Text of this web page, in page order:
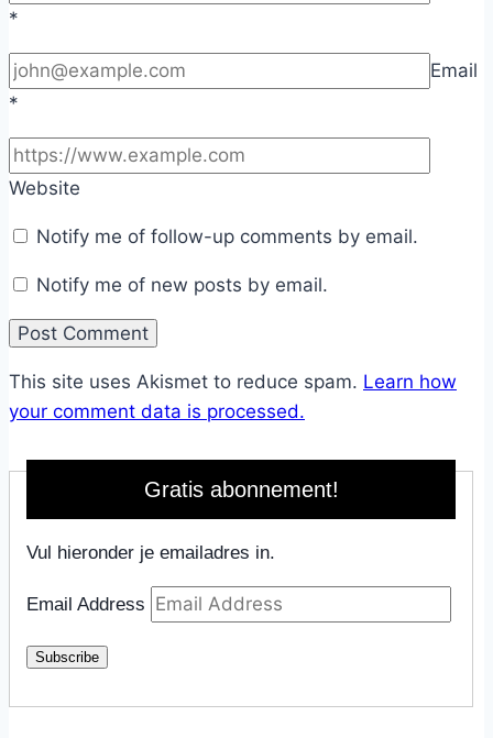
*
Email
*
Website
Notify me of follow-up comments by email.
Notify me of new posts by email.
This site uses Akismet to reduce spam. Learn how
your comment data is processed.
Gratis abonnement!
Vul hieronder je emailadres in.
Email Address
Subscribe